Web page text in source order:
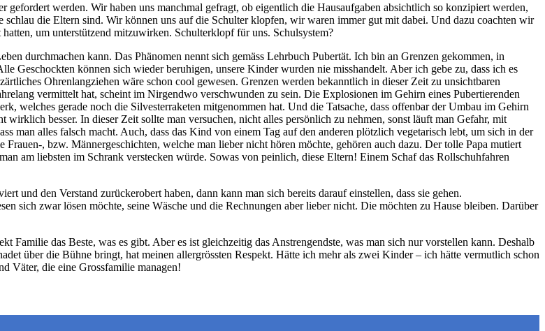
werden. Wir haben uns manchmal gefragt, ob eigentlich die Hausaufgaben absichtlich so konzipiert werden,
die Eltern sind. Wir können uns auf die Schulter klopfen, wir waren immer gut mit dabei. Und dazu coachten wir
um unterstützend mitzuwirken. Schulterklopf für uns. Schulsystem?
durchmachen kann. Das Phänomen nennt sich gemäss Lehrbuch Pubertät. Ich bin an Grenzen gekommen, in
Geschockten können sich wieder beruhigen, unsere Kinder wurden nie misshandelt. Aber ich gebe zu, dass ich es
Ohrenlangziehen wäre schon cool gewesen. Grenzen werden bekanntlich in dieser Zeit zu unsichtbaren
vermittelt hat, scheint im Nirgendwo verschwunden zu sein. Die Explosionen im Gehirn eines Pubertierenden
welches gerade noch die Silvesterraketen mitgenommen hat. Und die Tatsache, dass offenbar der Umbau im Gehirn
besser. In dieser Zeit sollte man versuchen, nicht alles persönlich zu nehmen, sonst läuft man Gefahr, mit
man alles falsch macht. Auch, dass das Kind von einem Tag auf den anderen plötzlich vegetarisch lebt, um sich in der
, bzw. Männergeschichten, welche man lieber nicht hören möchte, gehören auch dazu. Der tolle Papa mutiert
am liebsten im Schrank verstecken würde. Sowas von peinlich, diese Eltern! Einem Schaf das Rollschuhfahren
und den Verstand zurückerobert haben, dann kann man sich bereits darauf einstellen, dass sie gehen.
sich zwar lösen möchte, seine Wäsche und die Rechnungen aber lieber nicht. Die möchten zu Hause bleiben. Darüber
Familie das Beste, was es gibt. Aber es ist gleichzeitig das Anstrengendste, was man sich nur vorstellen kann. Deshalb
über die Bühne bringt, hat meinen allergrössten Respekt. Hätte ich mehr als zwei Kinder – ich hätte vermutlich schon
Väter, die eine Grossfamilie managen!